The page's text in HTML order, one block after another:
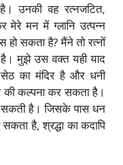
उनकी वह रत्नजटित,
मेरे मन में ग्लानि उत्पन्न
हो सकता है? मैंने तो रत्नों
है। मुझे उस वक्त यही याद
का मंदिर है और धनी
की कल्पना कर सकता है।
सकती है। जिसके पास धन
है, श्रद्धा का कदापि